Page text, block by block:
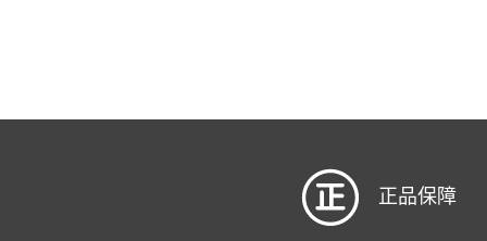
正品保障